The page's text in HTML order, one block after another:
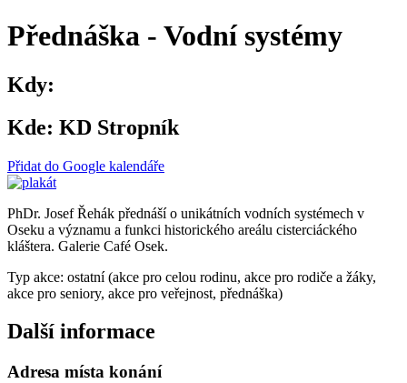
Přednáška - Vodní systémy
Kdy:
Kde: KD Stropník
Přidat do Google kalendáře
PhDr. Josef Řehák přednáší o unikátních vodních systémech v
Oseku a významu a funkci historického areálu cisterciáckého
kláštera. Galerie Café Osek.
Typ akce: ostatní (akce pro celou rodinu, akce pro rodiče a žáky,
akce pro seniory, akce pro veřejnost, přednáška)
Další informace
Adresa místa konání